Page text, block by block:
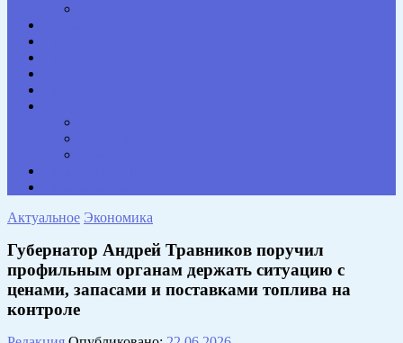
Актуальное Экономика
Губернатор Андрей Травников поручил
профильным органам держать ситуацию с
ценами, запасами и поставками топлива на
контроле